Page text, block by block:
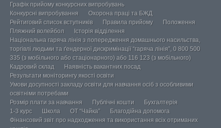
Графік прийому конкурсних випробувань
Конкурсні випробування
Охорона праці та БЖД
Рейтиговий список вступників
Правила прийому
Положення
Пляжний волейбол
Історія відділення
Національна гаряча лінія з попередження домашнього насильства,
торгівлі людьми та ґендерної дискримінації “гаряча лінія”, 0 800 500
335 (з мобільного або стаціонарного) або 116 123 (з мобільного)
Кадровий склад
Наявність вакантних посад
Результати моніторингу якості освіти
Умови досупності закладу освіти для навчання осіб з особливими
освітніми потребами
Розмір плати за навчання
Публічні кошти
Бухгалтерія
1-3 курс
Школа ОТ “Чайка”
Благодійна допомога
Фінансовий звіт про надходження та використання всіх отриманих